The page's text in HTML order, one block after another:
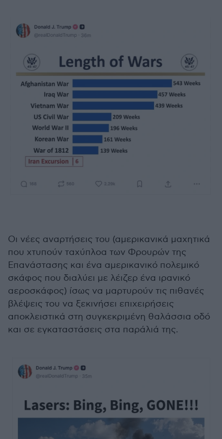
Οι νέες αναρτήσεις του (αμερικανικά μαχητικά
που χτυπούν ταχύπλοα των Φρουρών της
Επανάστασης και ένα αμερικανικό πολεμικό
σκάφος που διαλύει με λέιζερ ένα ιρανικό
αεροσκάφος) ίσως να μαρτυρούν τις πιθανές
βλέψεις του να ξεκινήσει επιχειρήσεις
αποκλειστικά στη συγκεκριμένη θαλάσσια οδό
και σε εγκαταστάσεις στα παράλιά της.